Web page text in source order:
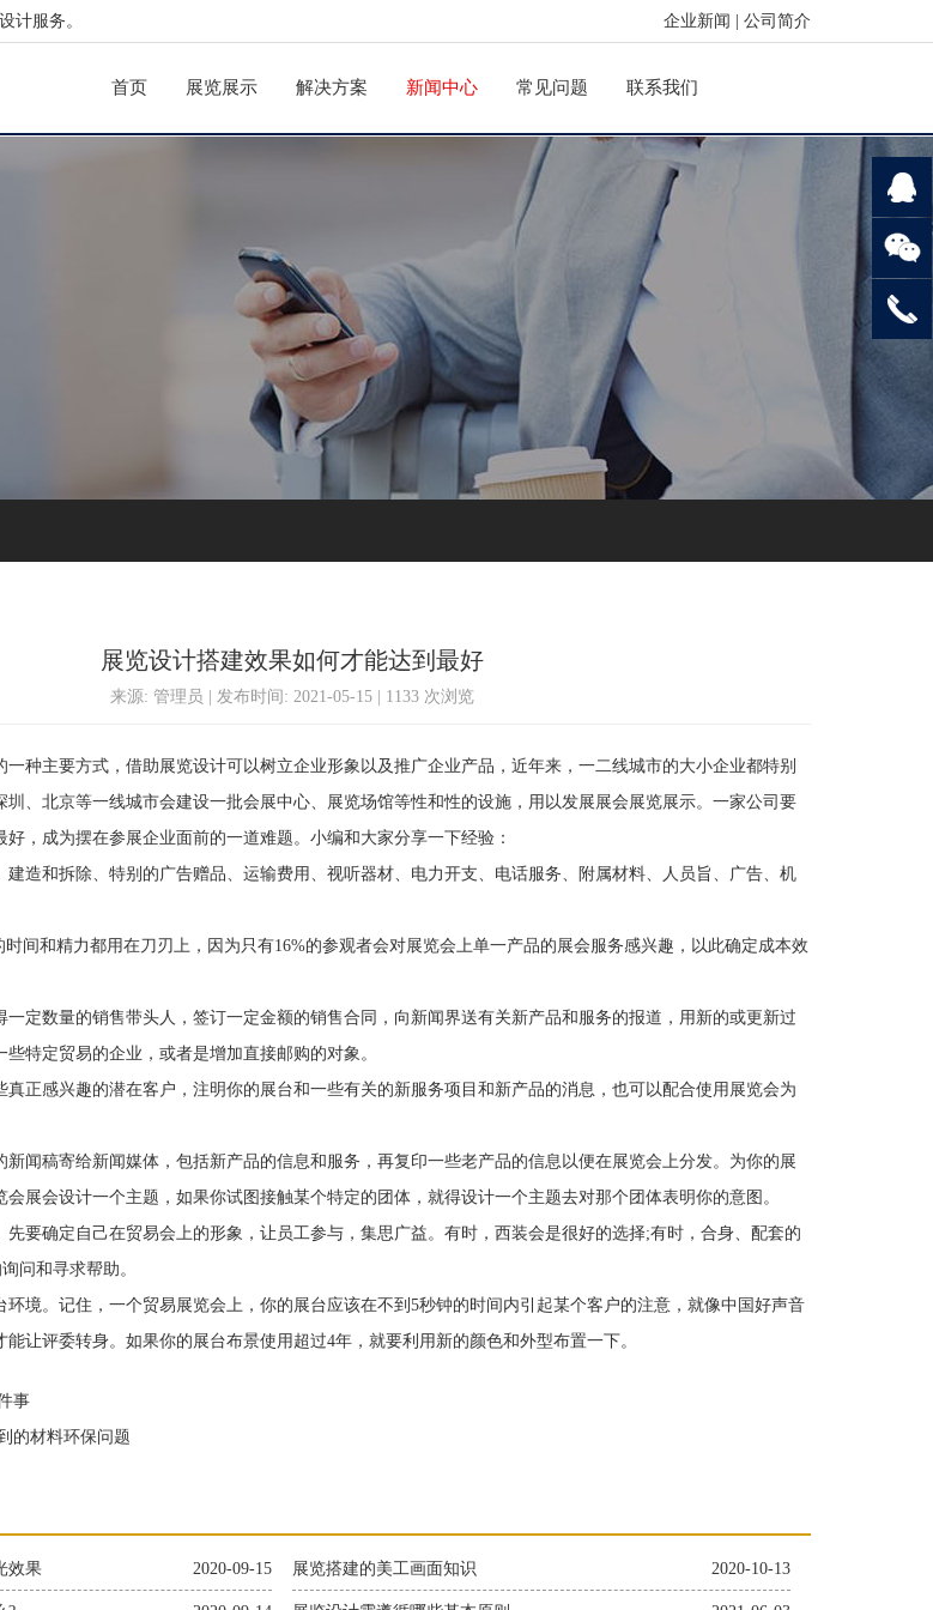
企业新闻 公司简介
计服务。
首页 展览展示 解决方案 新闻中心 常见问题 联系我们
展览设计搭建效果如何才能达到最好
来源: 管理员 | 发布时间: 2021-05-15 | 1133 次浏览
主要方式，借助展览设计可以树立企业形象以及推广企业产品，近年来，一二线城市的大小企业都特别
圳、北京等一线城市会建设一批会展中心、展览场馆等性和性的设施，用以发展展会展览展示。一家公司要
，成为摆在参展企业面前的一道难题。小编和大家分享一下经验：
和拆除、特别的广告赠品、运输费用、视听器材、电力开支、电话服务、附属材料、人员旨、广告、机
和精力都用在刀刃上，因为只有16%的参观者会对展览会上单一产品的展会服务感兴趣，以此确定成本效
数量的销售带头人，签订一定金额的销售合同，向新闻界送有关新产品和服务的报道，用新的或更新过
特定贸易的企业，或者是增加直接邮购的对象。
感兴趣的潜在客户，注明你的展台和一些有关的新服务项目和新产品的消息，也可以配合使用展览会为
稿寄给新闻媒体，包括新产品的信息和服务，再复印一些老产品的信息以便在展览会上分发。为你的展
展会设计一个主题，如果你试图接触某个特定的团体，就得设计一个主题去对那个团体表明你的意图。
确定自己在贸易会上的形象，让员工参与，集思广益。有时，西装会是很好的选择;有时，合身、配套的
问和寻求帮助。
。记住，一个贸易展览会上，你的展台应该在不到5秒钟的时间内引起某个客户的注意，就像中国好声音
让评委转身。如果你的展台布景使用超过4年，就要利用新的颜色和外型布置一下。
事
的材料环保问题
2020-09-15
效果 2020-10-13
展览搭建的美工画面知识